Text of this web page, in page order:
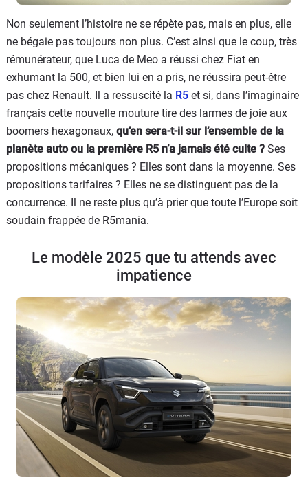
Non seulement l’histoire ne se répète pas, mais en plus, elle
ne bégaie pas toujours non plus. C’est ainsi que le coup, très
rémunérateur, que Luca de Meo a réussi chez Fiat en
exhumant la 500, et bien lui en a pris, ne réussira peut-être
pas chez Renault. Il a ressuscité la R5 et si, dans l’imaginaire
français cette nouvelle mouture tire des larmes de joie aux
boomers hexagonaux, qu’en sera-t-il sur l’ensemble de la
planète auto ou la première R5 n’a jamais été culte ? Ses
propositions mécaniques ? Elles sont dans la moyenne. Ses
propositions tarifaires ? Elles ne se distinguent pas de la
concurrence. Il ne reste plus qu’à prier que toute l’Europe soit
soudain frappée de R5mania.
Le modèle 2025 que tu attends avec
impatience